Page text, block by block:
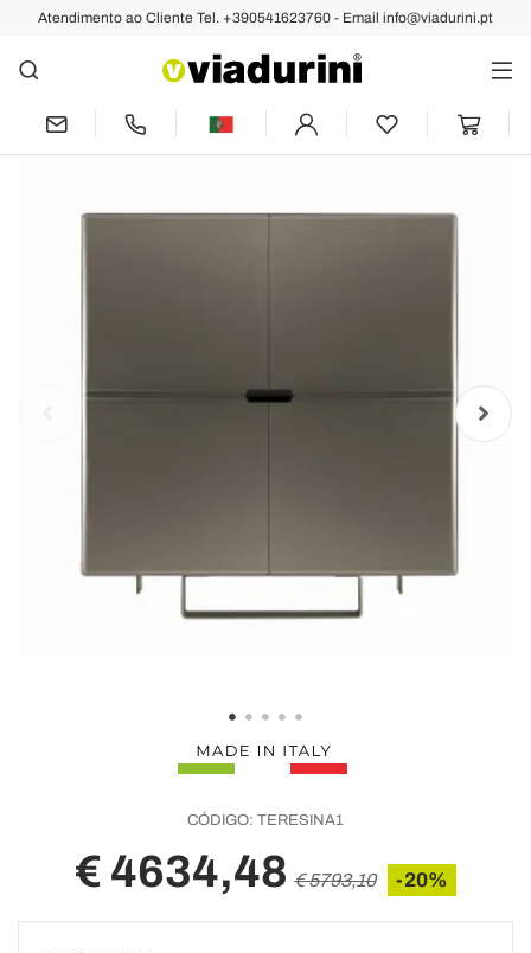
Atendimento ao Cliente Tel. +390541623760 - Email info@viadurini.pt
Anterior Próximo
Aparador com Estrutura em Mdf e Base
com Pé Central Fabricado na Itália
CÓDIGO: TERESINA1
€ 4634,48 € 5793,10 -20%